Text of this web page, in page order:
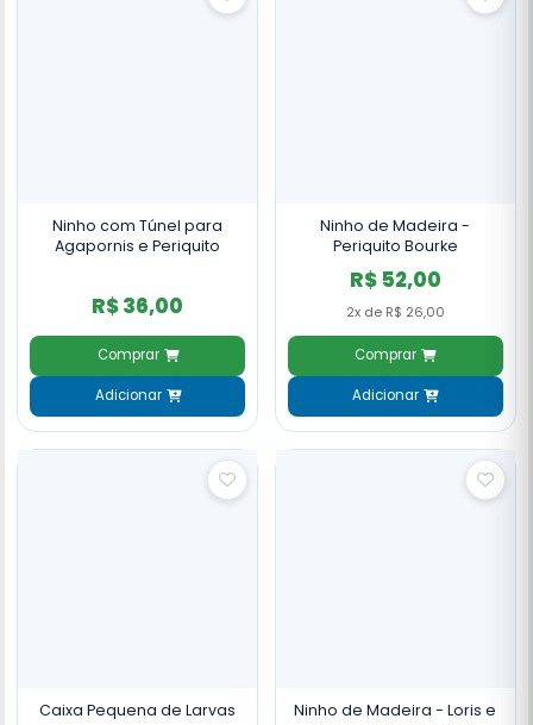
Ninho com Túnel para
Agapornis e Periquito
R$ 36,00
Comprar
Adicionar
Ninho de Madeira -
Periquito Bourke
R$ 52,00
2x de R$ 26,00
Comprar
Adicionar
Caixa Pequena de Larvas
Ninho de Madeira - Loris e